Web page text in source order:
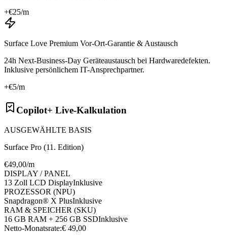
+€25/m
Surface Love Premium Vor-Ort-Garantie & Austausch
24h Next-Business-Day Geräteaustausch bei Hardwaredefekten.
Inklusive persönlichem IT-Ansprechpartner.
+€5/m
Copilot+ Live-Kalkulation
AUSGEWÄHLTE BASIS
Surface Pro (11. Edition)
€49,00/m
DISPLAY / PANEL
13 Zoll LCD DisplayInklusive
PROZESSOR (NPU)
Snapdragon® X PlusInklusive
RAM & SPEICHER (SKU)
16 GB RAM + 256 GB SSDInklusive
Netto-Monatsrate:€ 49,00